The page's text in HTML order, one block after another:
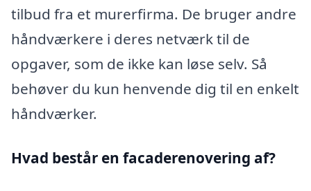
tilbud fra et murerfirma. De bruger andre
håndværkere i deres netværk til de
opgaver, som de ikke kan løse selv. Så
behøver du kun henvende dig til en enkelt
håndværker.
Hvad består en facaderenovering af?